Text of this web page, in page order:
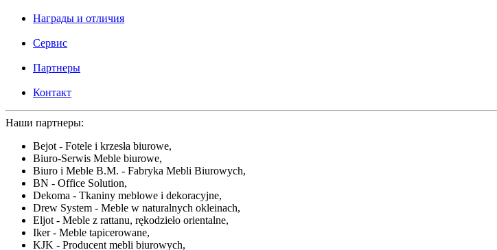
Награды и отличия
Сервис
Партнеры
Контакт
Наши партнеры:
Bejot - Fotele i krzesła biurowe,
Biuro-Serwis Meble biurowe,
Biuro i Meble B.M. - Fabryka Mebli Biurowych,
BN - Office Solution,
Dekoma - Tkaniny meblowe i dekoracyjne,
Drew System - Meble w naturalnych okleinach,
Eljot - Meble z rattanu, rękodzieło orientalne,
Iker - Meble tapicerowane,
KJK - Producent mebli biurowych,